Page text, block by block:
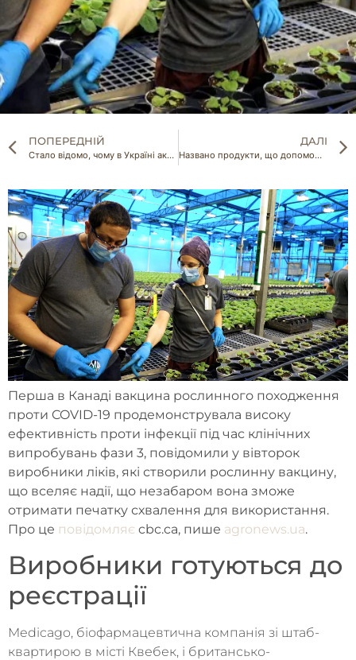
ПОПЕРЕДНІЙ
Стало відомо, чому в Україні активно закриваються тепличні підприємства
ДАЛІ
Названо продукти, що допоможуть організму після пневмонії
Перша в Канаді вакцина рослинного походження
проти COVID-19 продемонструвала високу
ефективність проти інфекції під час клінічних
випробувань фази 3, повідомили у вівторок
виробники ліків, які створили рослинну вакцину,
що вселяє надії, що незабаром вона зможе
отримати печатку схвалення для використання.
Про це повідомляє cbc.ca, пише agronews.ua.
Виробники готуються до
реєстрації
Medicago, біофармацевтична компанія зі штаб-
квартирою в місті Квебек, і британсько-